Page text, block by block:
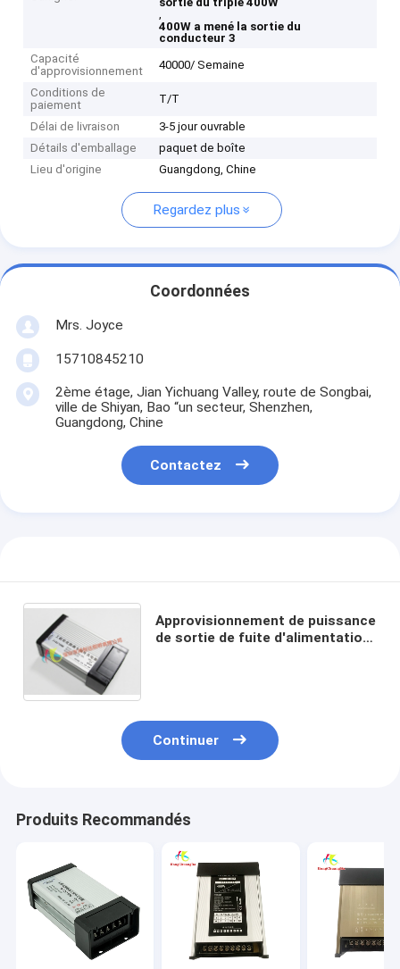
,
400W a mené la sortie du
conducteur 3
Capacité
d'approvisionnement
40000/ Semaine
Conditions de
paiement
T/T
Délai de livraison
3-5 jour ouvrable
Détails d'emballage
paquet de boîte
Lieu d'origine
Guangdong, Chine
Regardez plus
Coordonnées
Mrs. Joyce
15710845210
2ème étage, Jian Yichuang Valley, route de Songbai,
ville de Shiyan, Bao “un secteur, Shenzhen,
Guangdong, Chine
Contactez
Approvisionnement de puissance
de sortie de fuite d'alimentation
Continuer
Produits Recommandés